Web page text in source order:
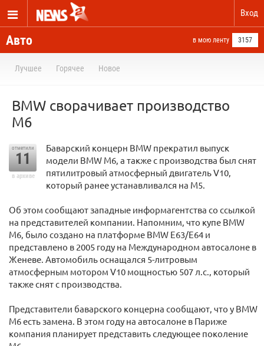
Вход
Авто в мою ленту 3157
Лучшее Горячее Новое
BMW сворачивает производство
М6
отметили
11
в архиве
Баварский концерн BMW прекратил выпуск
модели BMW M6, а также с производства был снят
пятилитровый атмосферный двигатель V10,
который ранее устанавливался на M5.
Об этом сообщают западные информагентства со ссылкой
на представителей компании. Напомним, что купе BMW
M6, было создано на платформе BMW E63/E64 и
представлено в 2005 году на Международном автосалоне в
Женеве. Автомобиль оснащался 5-литровым
атмосферным мотором V10 мощностью 507 л.с., который
также снят с производства.
Представители баварского концерна сообщают, что у BMW
M6 есть замена. В этом году на автосалоне в Париже
компания планирует представить следующее поколение